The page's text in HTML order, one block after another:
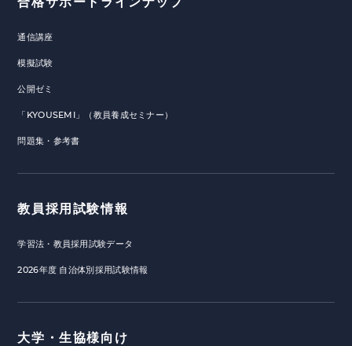
通信講座
模擬試験
公開ゼミ
「KYOUSEMI」（教員養成セミナー）
問題集・参考書
教員採用試験情報
学習法・教員採用試験データ
2026年度 自治体別採用試験情報
大学・生協様向け